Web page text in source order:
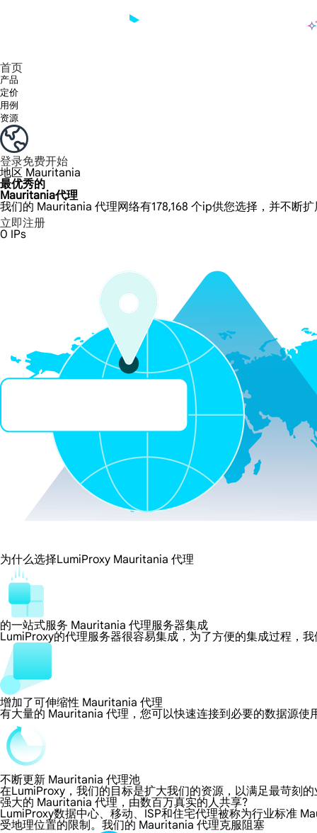
首页
产品
定价
用例
资源
登录免费开始
地区 Mauritania
最优秀的
Mauritania代理
我们的 Mauritania 代理网络有178,168 个ip供您选择，并不断
立即注册
0 IPs
为什么选择LumiProxy Mauritania 代理
的一站式服务 Mauritania 代理服务器集成
LumiProxy的代理服务器很容易集成，为了方便的集成过程，
增加了可伸缩性 Mauritania 代理
有大量的 Mauritania 代理，您可以快速连接到必要的数据源
不断更新 Mauritania 代理池
在LumiProxy，我们的目标是扩大我们的资源，以满足最苛刻
强大的 Mauritania 代理，由数百万真实的人共享?
LumiProxy数据中心、移动、ISP和住宅代理被称为行业标准
受地理位置的限制。我们的 Mauritania 代理克服阻塞